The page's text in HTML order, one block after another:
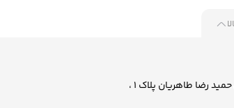
رضا طاهریان پلاک 1 ،